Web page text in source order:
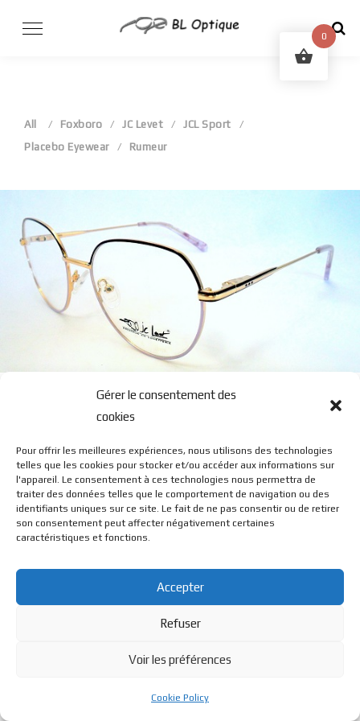
Gérer le consentement des
cookies
Pour offrir les meilleures expériences, nous utilisons des technologies
telles que les cookies pour stocker et/ou accéder aux informations sur
l'appareil. Le consentement à ces technologies nous permettra de
traiter des données telles que le comportement de navigation ou des
identifiants uniques sur ce site. Le fait de ne pas consentir ou de retirer
son consentement peut affecter négativement certaines
caractéristiques et fonctions.
Accepter
Refuser
Voir les préférences
Cookie Policy
All Foxboro JC Levet
JCL Sport
Placebo Eyewear
Rumeur
© BL Optique - 22 Rue de la Cueille - 39170 Lavans Les St
Claude - 2023 - Tous droits réservés
0